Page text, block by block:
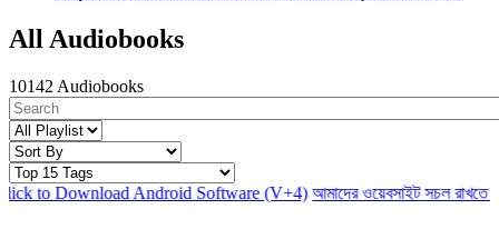
All Audiobooks
10142 Audiobooks
to Download Android Software (V+4) আমাদের ওয়েবসাইট সচল রাখতে